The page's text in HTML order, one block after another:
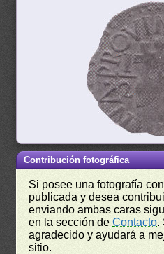
Contribución fotográfica
Si posee una fotografía
publicada y desea
enviando ambas caras
en la sección deContacto.
agradecido y ayudará a
sitio.